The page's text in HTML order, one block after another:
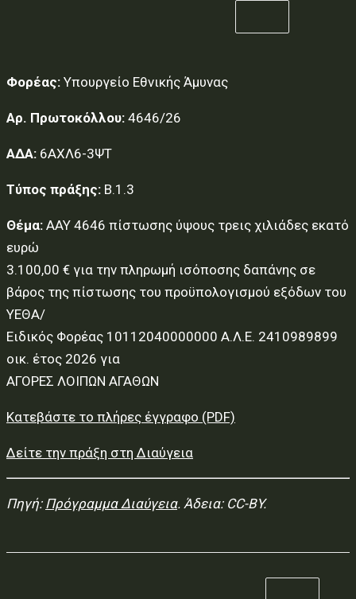
Φορέας: Υπουργείο Εθνικής Άμυνας
Αρ. Πρωτοκόλλου: 4646/26
ΑΔΑ: 6ΑΧΛ6-3ΨΤ
Τύπος πράξης: Β.1.3
Θέμα: AAY 4646 πίστωσης ύψους τρεις χιλιάδες εκατό
ευρώ
3.100,00 € για την πληρωμή ισόποσης δαπάνης σε
βάρος της πίστωσης του προϋπολογισμού εξόδων του
ΥΕΘΑ/
Ειδικός Φορέας 10112040000000 Α.Λ.Ε. 2410989899
οικ. έτος 2026 για
ΑΓΟΡΕΣ ΛΟΙΠΩΝ ΑΓΑΘΩΝ
Κατεβάστε το πλήρες έγγραφο (PDF)
Δείτε την πράξη στη Διαύγεια
Πηγή: Πρόγραμμα Διαύγεια. Άδεια: CC-BY.